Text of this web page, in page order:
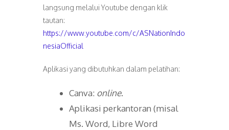
langsung melalui Youtube dengan klik
tautan:
https://www.youtube.com/c/ASNationIndo
nesiaOfficial
Aplikasi yang dibutuhkan dalam pelatihan:
Canva: online.
Aplikasi perkantoran (misal
Ms. Word, Libre Word